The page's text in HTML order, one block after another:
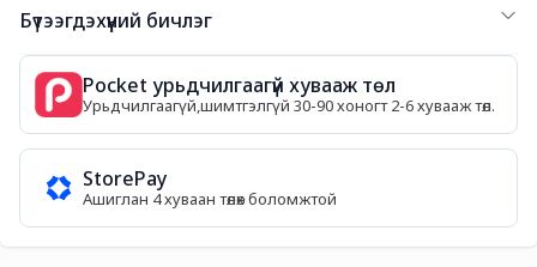
Бүтээгдэхүүний бичлэг
Pocket урьдчилгаагүй хувааж төл
Урьдчилгаагүй,шимтгэлгүй 30-90 хоногт 2-6 хувааж төл.
StorePay
Ашиглан 4 хуваан төлөх боломжтой